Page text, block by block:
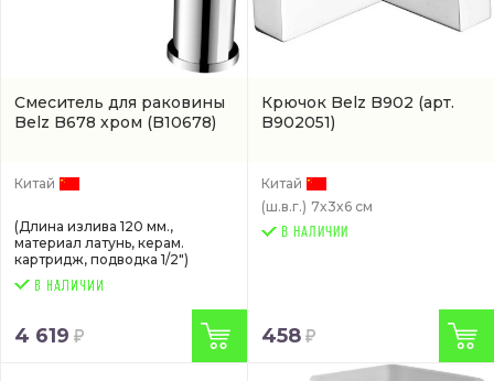
Смеситель для раковины
Belz B678 хром (B10678)
Китай
(Длина излива 120 мм.,
материал латунь, керам.
картридж, подводка 1/2")
4 619
Крючок Belz B902 (арт.
B902051)
Китай
(ш.в.г.) 7x3x6 см
В НАЛИЧИИ
458